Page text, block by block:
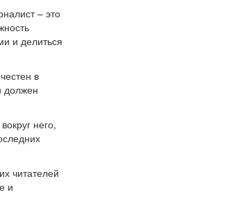
– это
и делиться
в
должен
него,
читателей
и